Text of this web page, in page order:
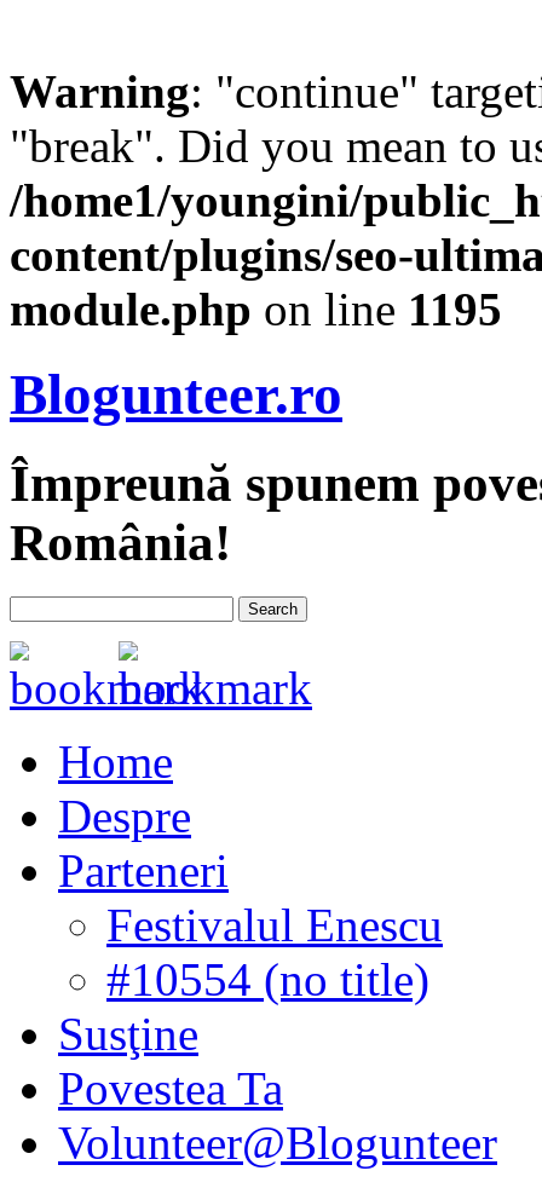
Warning: "continue"
"break". Did you mean to
/home1/youngini/
content/plugins/seo-
module.php on line 1195
Blogunteer.ro
Împreună spunem
România!
Home
Despre
Parteneri
Festivalul Enescu
#10554 (no title)
Susţine
Povestea Ta
Volunteer@Blogunteer